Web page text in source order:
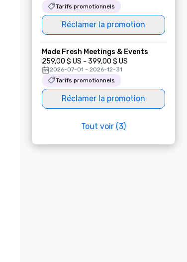
Tarifs promotionnels
Réclamer la promotion
Made Fresh Meetings & Events
259,00 $ US - 399,00 $ US
2026-07-01 - 2026-12-31
Tarifs promotionnels
Réclamer la promotion
Tout voir (3)